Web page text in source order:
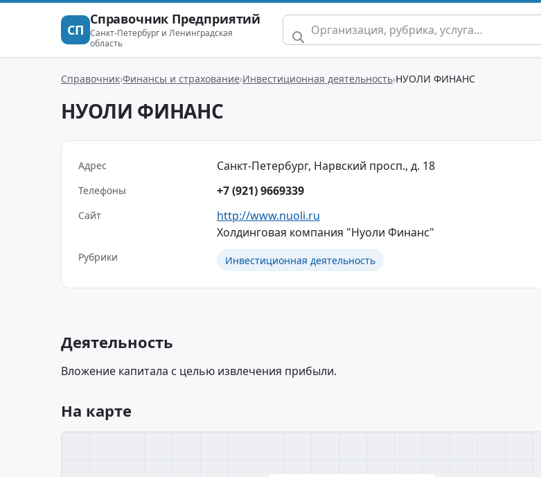
СП
Справочник Предприятий
Санкт-Петербург и Ленинградская
область
Справочник Финансы и страхование Инвестиционная деятельность НУОЛИ ФИНАНС
НУОЛИ ФИНАНС
Адрес Санкт-Петербург, Нарвский просп., д. 18
Телефоны +7 (921) 9669339
Сайт
http://www.nuoli.ru
Холдинговая компания "Нуоли Финанс"
Рубрики Инвестиционная деятельность
Деятельность
Вложение капитала с целью извлечения прибыли.
На карте